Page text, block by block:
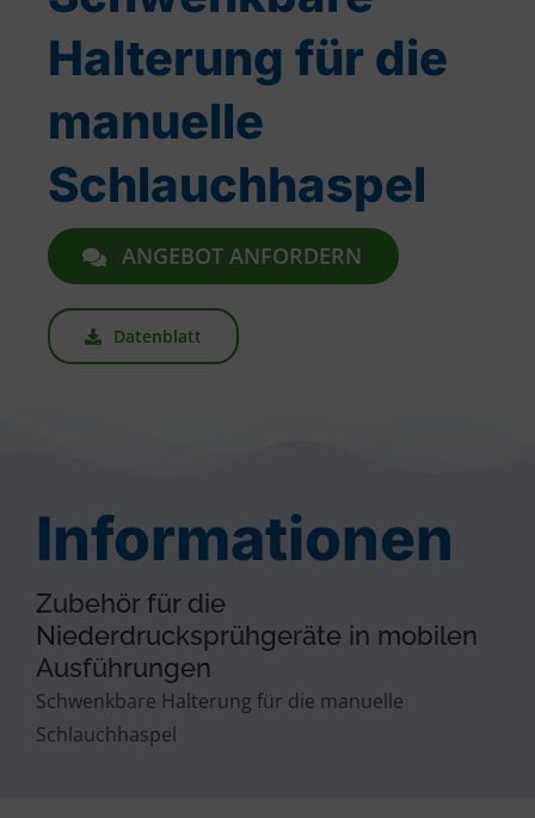
Halterung für die
manuelle
Schlauchhaspel
ANGEBOT ANFORDERN
Datenblatt
Informationen
Zubehör für die
Niederdrucksprühgeräte in mobilen
Ausführungen
Schwenkbare Halterung für die manuelle
Schlauchhaspel